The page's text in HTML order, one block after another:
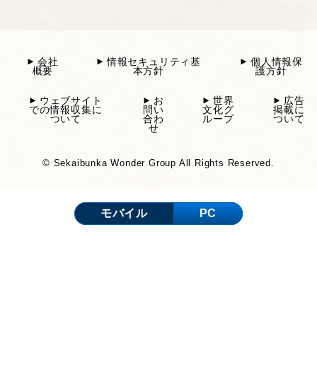
会社
概要
情報セキュリティ基
本方針
個人情報保
護方針
ウェブサイト
での情報収集に
ついて
お
問い
合わ
せ
世界
文化グ
ループ
広告
掲載に
ついて
© Sekaibunka Wonder Group All Rights Reserved.
モバイル PC